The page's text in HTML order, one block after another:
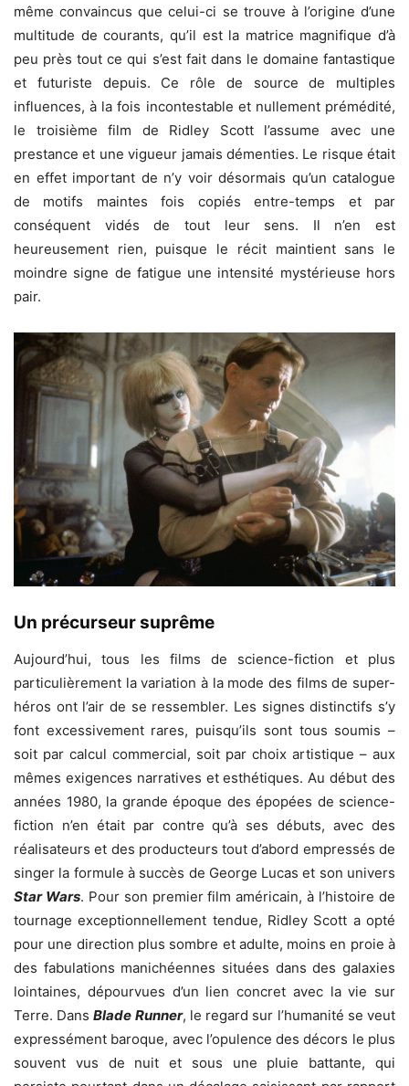
même convaincus que celui-ci se trouve à l’origine d’une
multitude de courants, qu’il est la matrice magnifique d’à
peu près tout ce qui s’est fait dans le domaine fantastique
et futuriste depuis. Ce rôle de source de multiples
influences, à la fois incontestable et nullement prémédité,
le troisième film de Ridley Scott l’assume avec une
prestance et une vigueur jamais démenties. Le risque était
en effet important de n’y voir désormais qu’un catalogue
de motifs maintes fois copiés entre-temps et par
conséquent vidés de tout leur sens. Il n’en est
heureusement rien, puisque le récit maintient sans le
moindre signe de fatigue une intensité mystérieuse hors
pair.
Un précurseur suprême
Aujourd’hui, tous les films de science-fiction et plus
particulièrement la variation à la mode des films de super-
héros ont l’air de se ressembler. Les signes distinctifs s’y
font excessivement rares, puisqu’ils sont tous soumis –
soit par calcul commercial, soit par choix artistique – aux
mêmes exigences narratives et esthétiques. Au début des
années 1980, la grande époque des épopées de science-
fiction n’en était par contre qu’à ses débuts, avec des
réalisateurs et des producteurs tout d’abord empressés de
singer la formule à succès de George Lucas et son univers
Star Wars. Pour son premier film américain, à l’histoire de
tournage exceptionnellement tendue, Ridley Scott a opté
pour une direction plus sombre et adulte, moins en proie à
des fabulations manichéennes situées dans des galaxies
lointaines, dépourvues d’un lien concret avec la vie sur
Terre. DansBlade Runner, le regard sur l’humanité se veut
expressément baroque, avec l’opulence des décors le plus
souvent vus de nuit et sous une pluie battante, qui